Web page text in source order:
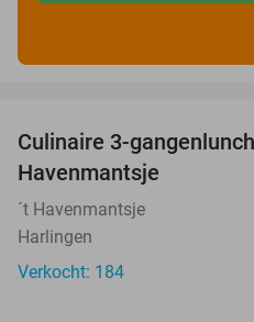
Culinaire 3-
Havenmantsje
´t Havenmantsje
Harlingen
Verkocht: 184